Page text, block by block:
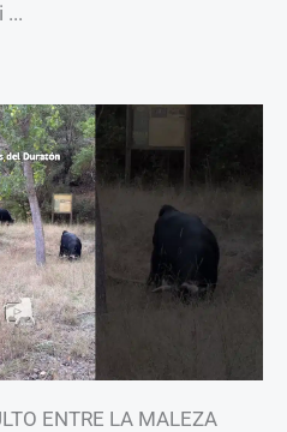
...
ENTRE LA MALEZA